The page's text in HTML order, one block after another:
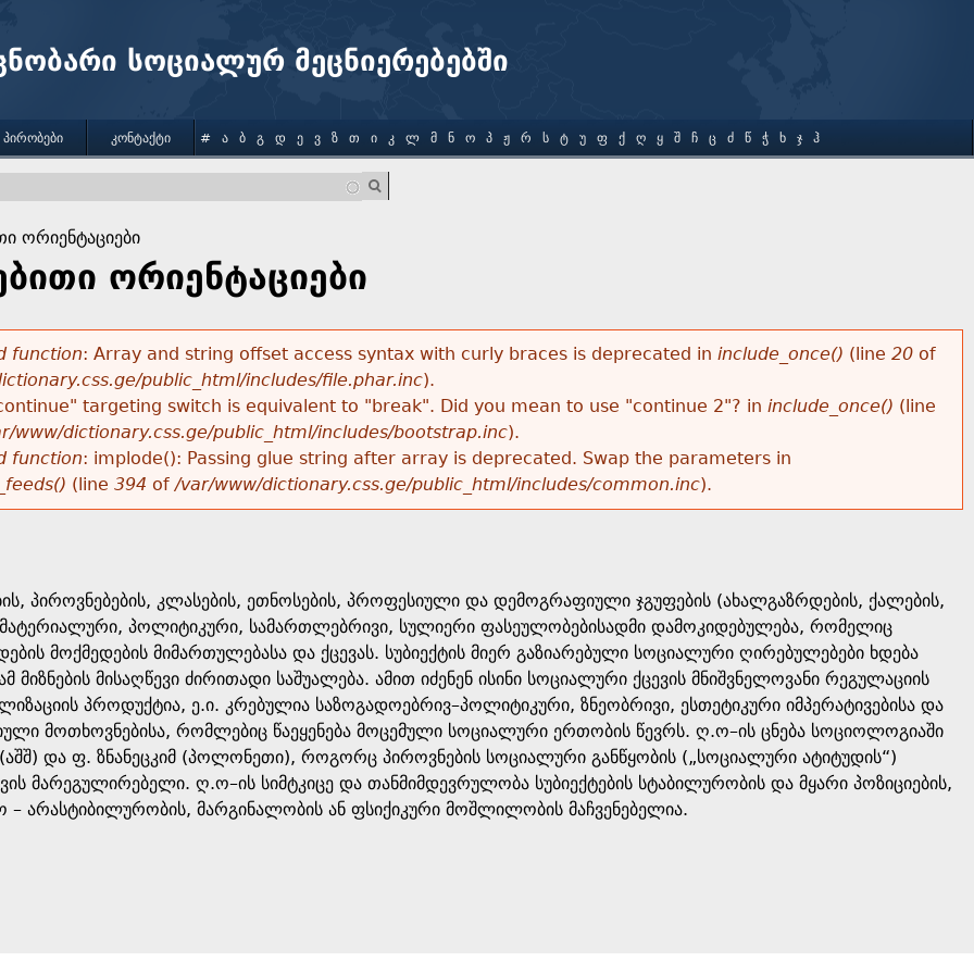
სოციალურ მეცნიერებებში
ორიენტაციები
ორიენტაციები
function: Array and string offset access syntax with curly braces is deprecated in include_once() (line 20of
public_html/includes/file.phar.inc).
targeting switch is equivalent to "break". Did you mean to use "continue 2"? in include_once() (line
www/dictionary.css.ge/public_html/includes/bootstrap.inc).
function: implode(): Passing glue string after array is deprecated. Swap the parameters in
(line 394 of/var/www/dictionary.css.ge/public_html/includes/common.inc).
პიროვნებების, კლასების, ეთნოსების, პროფესიული და დემოგრაფიული ჯგუფების (ახალგაზრდების, ქალების,
მატერიალური, პოლიტიკური, სამართლებრივი, სულიერი ფასეულობებისადმი დამოკიდებულება, რომელიც
მოქმედების მიმართულებასა და ქცევას. სუბიექტის მიერ გაზიარებული სოციალური ღირებულებები ხდება
მიზნების მისაღწევი ძირითადი საშუალება. ამით იძენენ ისინი სოციალური ქცევის მნიშვნელოვანი რეგულაციის
პროდუქტია, ე.ი. კრებულია საზოგადოებრივ–პოლიტიკური, ზნეობრივი, ესთეტიკური იმპერატივებისა და
მოთხოვნებისა, რომლებიც წაეყენება მოცემული სოციალური ერთობის წევრს. ღ.ო–ის ცნება სოციოლოგიაში
და ფ. ზნანეცკიმ (პოლონეთი), როგორც პიროვნების სოციალური განწყობის („სოციალური ატიტუდის“)
მარეგულირებელი. ღ.ო–ის სიმტკიცე და თანმიმდევრულობა სუბიექტების სტაბილურობის და მყარი პოზიციების,
არასტიბილურობის, მარგინალობის ან ფსიქიკური მოშლილობის მაჩვენებელია.
ᲞᲘᲠᲝᲑᲔᲑᲘ ᲙᲝᲜᲢᲐᲥᲢᲘ # Ა Ბ Გ Დ Ე Ვ Ზ Თ Ი Კ Ლ Მ Ნ Ო Პ Ჟ Რ Ს Ტ Უ Ფ Ქ Ღ Ყ Შ Ჩ Ც Ძ Წ Ჭ Ხ Ჯ Ჰ